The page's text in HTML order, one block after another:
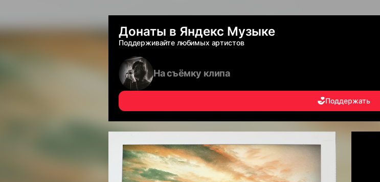
Донаты в Яндекс Музыке
Поддерживайте любимых артистов
На съёмку клипа
Поддержать